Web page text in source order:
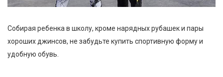
Собирая ребенка в школу, кроме нарядных рубашек и пары
хороших джинсов, не забудьте купить спортивную форму и
удобную обувь.